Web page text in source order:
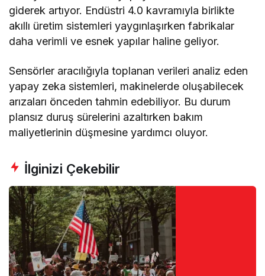
giderek artıyor. Endüstri 4.0 kavramıyla birlikte
akıllı üretim sistemleri yaygınlaşırken fabrikalar
daha verimli ve esnek yapılar haline geliyor.
Sensörler aracılığıyla toplanan verileri analiz eden
yapay zeka sistemleri, makinelerde oluşabilecek
arızaları önceden tahmin edebiliyor. Bu durum
plansız duruş sürelerini azaltırken bakım
maliyetlerinin düşmesine yardımcı oluyor.
İlginizi Çekebilir